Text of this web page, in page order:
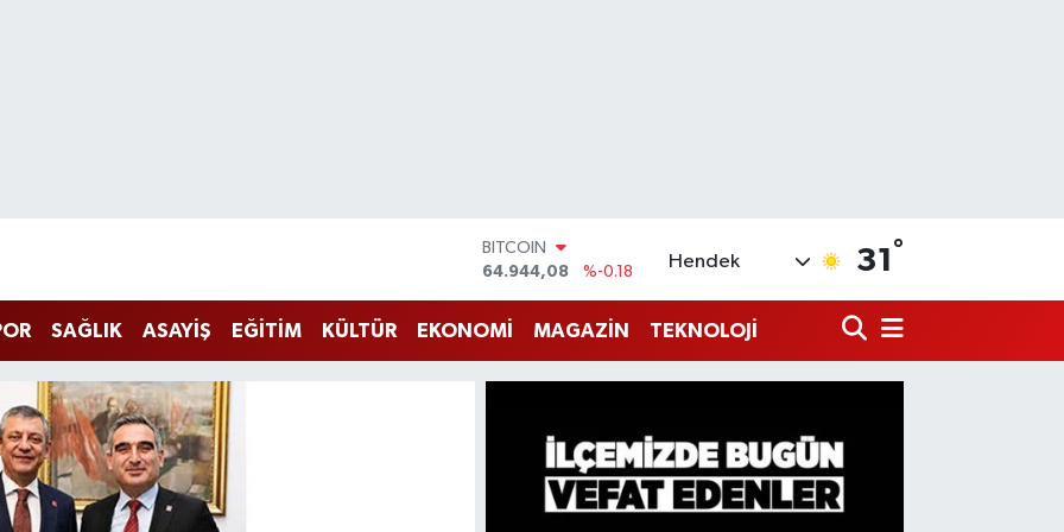
DOLAR
47,7436
%0.18
55,2510
%0.32
STERLİN
64,4811
%0.38
BİST100
%-14
BITCOIN
64.944,08
%-0.18
Hendek 31 °
SAĞLIK ASAYİŞ EĞİTİM KÜLTÜR EKONOMİ MAGAZİN TEKNOLOJİ